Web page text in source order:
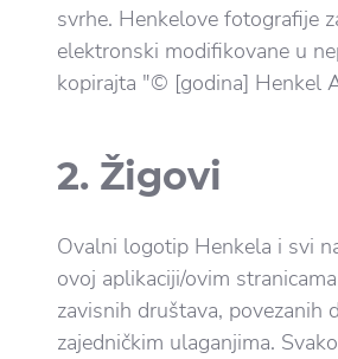
svrhe. Henkelove fotografije
elektronski modifikovane u
kopirajta "© [godina] Henkel
2. Žigovi
Ovalni logotip Henkela i svi
ovoj aplikaciji/ovim
zavisnih društava, povezanih
zajedničkim ulaganjima.